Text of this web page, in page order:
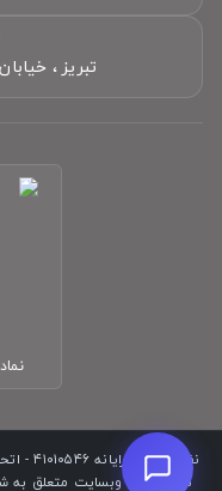
تبریز ،
معنوی این وبسایت متعلق به
تیم پشتیبانی ما